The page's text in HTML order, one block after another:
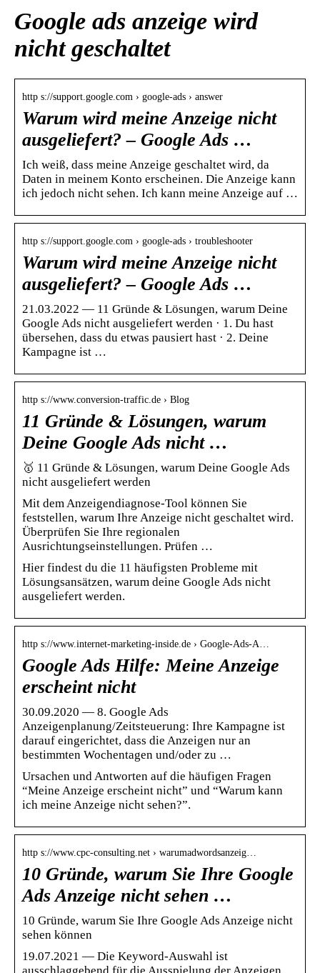
Google ads anzeige wird
nicht geschaltet
http s://support.google.com › google-ads › answer
Warum wird meine Anzeige nicht
ausgeliefert? – Google Ads …
Ich weiß, dass meine Anzeige geschaltet wird, da
Daten in meinem Konto erscheinen. Die Anzeige kann
ich jedoch nicht sehen. Ich kann meine Anzeige auf …
http s://support.google.com › google-ads › troubleshooter
Warum wird meine Anzeige nicht
ausgeliefert? – Google Ads …
21.03.2022 — 11 Gründe & Lösungen, warum Deine
Google Ads nicht ausgeliefert werden · 1. Du hast
übersehen, dass du etwas pausiert hast · 2. Deine
Kampagne ist …
http s://www.conversion-traffic.de › Blog
11 Gründe & Lösungen, warum
Deine Google Ads nicht …
🥇 11 Gründe & Lösungen, warum Deine Google Ads
nicht ausgeliefert werden
Mit dem Anzeigendiagnose-Tool können Sie
feststellen, warum Ihre Anzeige nicht geschaltet wird.
Überprüfen Sie Ihre regionalen
Ausrichtungseinstellungen. Prüfen …
Hier findest du die 11 häufigsten Probleme mit
Lösungsansätzen, warum deine Google Ads nicht
ausgeliefert werden.
http s://www.internet-marketing-inside.de › Google-Ads-A…
Google Ads Hilfe: Meine Anzeige
erscheint nicht
30.09.2020 — 8. Google Ads
Anzeigenplanung/Zeitsteuerung: Ihre Kampagne ist
darauf eingerichtet, dass die Anzeigen nur an
bestimmten Wochentagen und/oder zu …
Ursachen und Antworten auf die häufigen Fragen
“Meine Anzeige erscheint nicht” und “Warum kann
ich meine Anzeige nicht sehen?”.
http s://www.cpc-consulting.net › warumadwordsanzeig…
10 Gründe, warum Sie Ihre Google
Ads Anzeige nicht sehen …
10 Gründe, warum Sie Ihre Google Ads Anzeige nicht
sehen können
19.07.2021 — Die Keyword-Auswahl ist